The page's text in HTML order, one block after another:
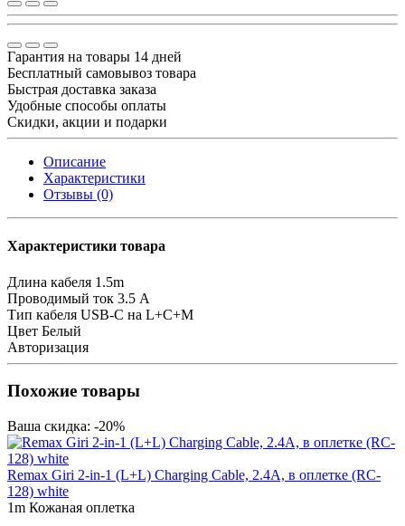
Гарантия на товары 14 дней
Бесплатный самовывоз товара
Быстрая доставка заказа
Удобные способы оплаты
Скидки, акции и подарки
Описание
Характеристики
Отзывы (0)
Характеристики товара
Длина кабеля 1.5m
Проводимый ток 3.5 A
Тип кабеля USB-C на L+C+M
Цвет Белый
Авторизация
Похожие товары
Ваша скидка: -20%
Remax Giri 2-in-1 (L+L) Charging Cable, 2.4A, в оплетке (RC-
128) white
1m Кожаная оплетка